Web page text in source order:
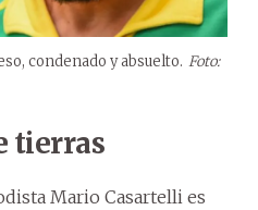
condenado y absuelto. Foto:
tierras
Mario Casartelli es